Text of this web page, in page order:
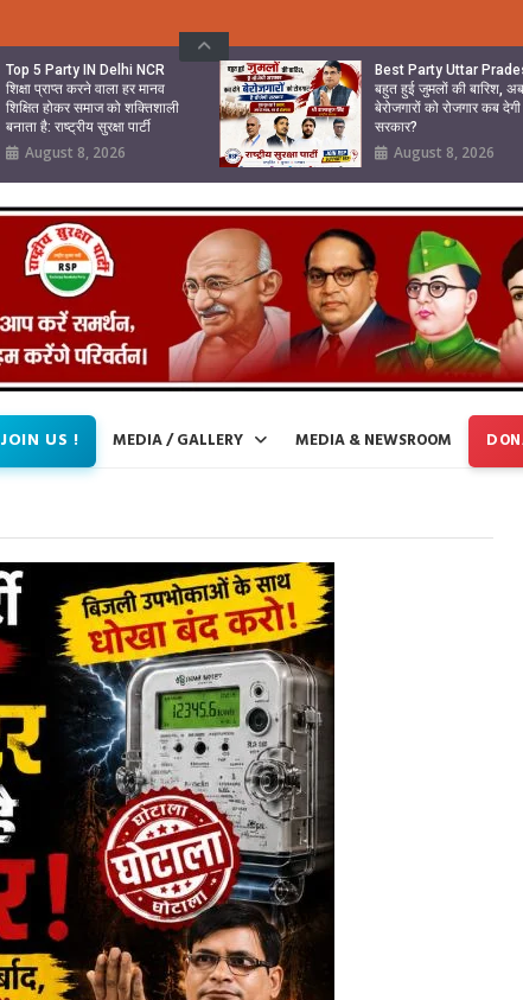
Top 5 Party IN Delhi NCR
शिक्षा प्राप्त करने वाला हर मानव
शिक्षित होकर समाज को शक्तिशाली
बनाता है: राष्ट्रीय सुरक्षा पार्टी
August 8, 2026
Best Party Uttar
बहुत हुई जुमलों की बारिश, अब
बेरोजगारों को रोजगार कब
सरकार?
August 8, 2026
JOIN US ! MEDIA / GALLERY MEDIA & NEWSROOM